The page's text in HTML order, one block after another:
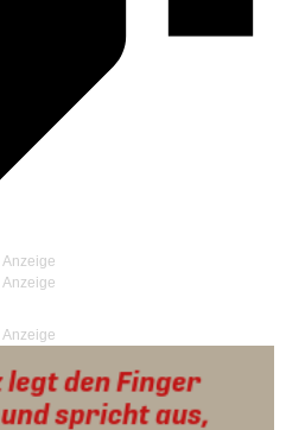
Anzeige